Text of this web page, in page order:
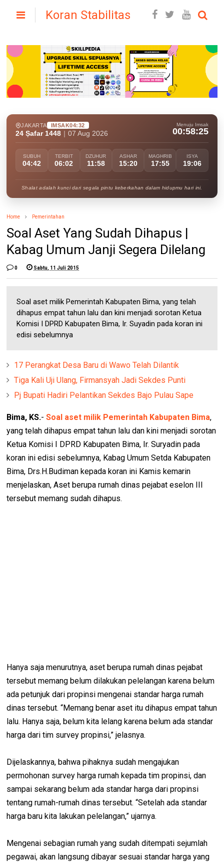
Koran Stabilitas
JAKARTA IMSAK04:32
24 Ṣafar 1448 07 Aug 2026
Menuju Imsak
00:58:24
SUBUH
04:42
TERBIT
06:02
DZUHUR
11:58
ASHAR
15:20
MAGHRIB
17:55
ISYA
19:06
Shalat adalah kunci dari segala pintu keberkahan dalam hidupmu hari ini.
Home Pemerintahan
Soal Aset Yang Sudah Dihapus |
Kabag Umum Janji Segera Dilelang
0 Sabtu, 11 Juli 2015
Soal aset milik Pemerintah Kabupaten Bima, yang telah
dihapus empat tahun lalu dan kini menjadi sorotan Ketua
Komisi I DPRD Kabupaten Bima, Ir. Suyadin pada koran ini
edisi sebelumnya
17 Perangkat Desa Baru di Wawo Telah Dilantik
Tiga Kali Uji Ulang, Firmansyah Jadi Sekdes Punti
Pj Bupati Hadiri Pelantikan Sekdes Bajo Pulau Sape
Bima, KS.-Soal aset milik Pemerintah Kabupaten Bima,
yang telah dihapus empat tahun lalu dan kini menjadi sorotan
Ketua Komisi I DPRD Kabupaten Bima, Ir. Suryadin pada
koran ini edisi sebelumnya, Kabag Umum Setda Kabupaten
Bima, Drs.H.Budiman kepada koran ini Kamis kemarin
menjelaskan, Aset berupa rumah dinas pejabat eselon III
tersebut memang sudah dihapus.
Hanya saja menurutnya, aset berupa rumah dinas pejabat
tersebut memang belum dilakukan pelelangan karena belum
ada petunjuk dari propinsi mengenai standar harga rumah
dinas tersebut. “Memang benar aset itu dihapus empat tahun
lalu. Hanya saja, belum kita lelang karena belum ada standar
harga dari tim survey propinsi,” jelasnya.
Dijelaskannya, bahwa pihaknya sudah mengajukan
permohonan survey harga rumah kepada tim propinsi, dan
sampai sekarang belum ada standar harga dari propinsi
tentang rumah-rumah dinas tersebut. “Setelah ada standar
harga baru kita lakukan pelelangan,” ujarnya.
Mengenai sebagian rumah yang sudah ditempati sejumlah
pegawai, akan langsung dibayar sesuai standar harga yang